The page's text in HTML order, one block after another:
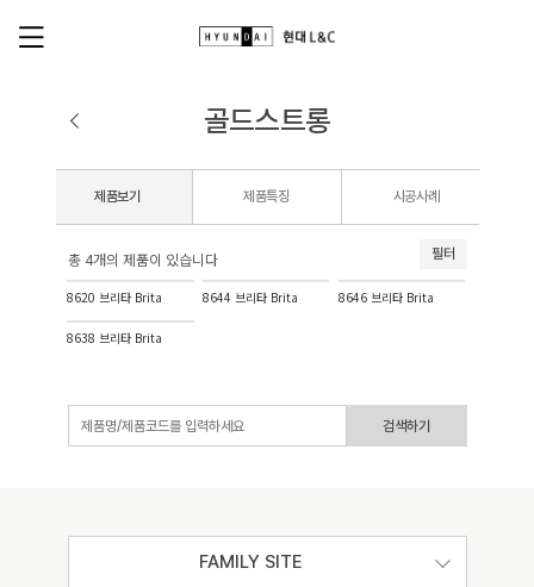
골드스트롱
제품보기 제품특징 시공사례
총 4개의 제품이 있습니다 필터
8620 브리타 Brita 8644 브리타 Brita 8646 브리타 Brita
8638 브리타 Brita
검색하기
FAMILY SITE